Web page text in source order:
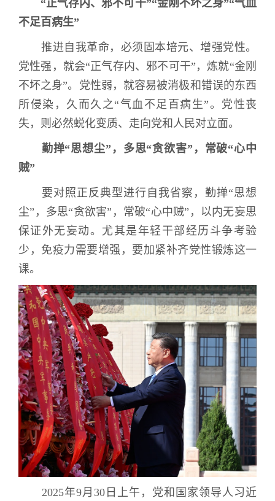
“ 正气存内、邪不可干”“金刚不坏之身”“气血
不足百病生”
推进自我革命，必须固本培元、增强党性。
党性强，就会“正气存内、邪不可干” ，炼就“金刚
不坏之身”。党性弱，就容易被消极和错误的东西
所侵染，久而久之 “气血不足百病生”。党性丧
失，则必然蜕化变质、走向党和人民对立面。
勤掸“思想尘” ，多思“贪欲害” ，常破“心中
贼”
要对照正反典型进行自我省察，勤掸“思想
尘” ，多思“贪欲害” ，常破“心中贼” ，以内无妄思
保证外无妄动。尤其是年轻干部经历斗争考验
少，免疫力需要增强，要加紧补齐党性锻炼这一
课。
2025年9月 30 日上午，党和国家领导人习近